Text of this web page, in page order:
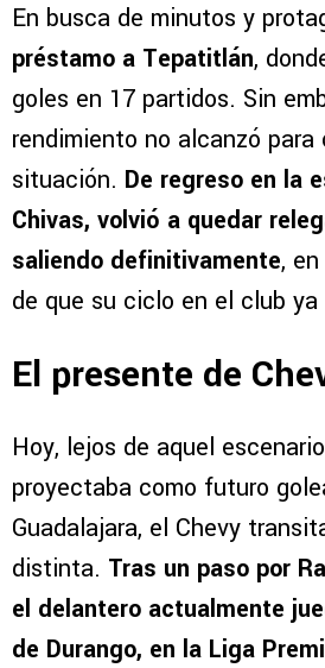
En busca de minutos y
préstamo a Tepatitlán,
goles en 17 partidos. Sin
rendimiento no alcanzó para
situación. De regreso en la
Chivas, volvió a quedar
saliendo definitivamente,
de que su ciclo en el club
El presente de
Hoy, lejos de aquel
proyectaba como futuro
Guadalajara, el Chevy
distinta. Tras un paso por
el delantero actualmente
de Durango, en la Liga